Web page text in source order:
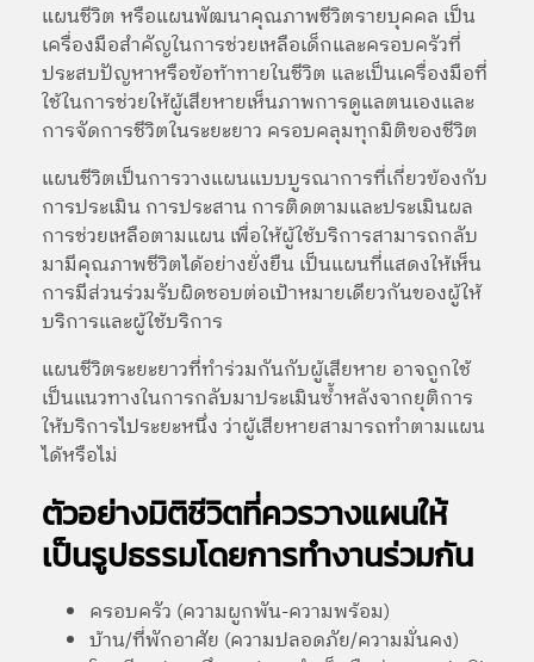
แผนชีวิต หรือแผนพัฒนาคุณภาพชีวิตรายบุคคล เป็น
เครื่องมือสำคัญในการช่วยเหลือเด็กและครอบครัวที่
ประสบปัญหาหรือข้อท้าทายในชีวิต และเป็นเครื่องมือที่
ใช้ในการช่วยให้ผู้เสียหายเห็นภาพการดูแลตนเองและ
การจัดการชีวิตในระยะยาว ครอบคลุมทุกมิติของชีวิต
แผนชีวิตเป็นการวางแผนแบบบูรณาการที่เกี่ยวข้องกับ
การประเมิน การประสาน การติดตามและประเมินผล
การช่วยเหลือตามแผน เพื่อให้ผู้ใช้บริการสามารถกลับ
มามีคุณภาพชีวิตได้อย่างยั่งยืน เป็นแผนที่แสดงให้เห็น
การมีส่วนร่วมรับผิดชอบต่อเป้าหมายเดียวกันของผู้ให้
บริการและผู้ใช้บริการ
แผนชีวิตระยะยาวที่ทำร่วมกันกับผู้เสียหาย อาจถูกใช้
เป็นแนวทางในการกลับมาประเมินซ้ำหลังจากยุติการ
ให้บริการไประยะหนึ่ง ว่าผู้เสียหายสามารถทำตามแผน
ได้หรือไม่
ตัวอย่างมิติชีวิตที่ควรวางแผนให้
เป็นรูปธรรมโดยการทำงานร่วมกัน
ครอบครัว (ความผูกพัน-ความพร้อม)
บ้าน/ที่พักอาศัย (ความปลอดภัย/ความมั่นคง)